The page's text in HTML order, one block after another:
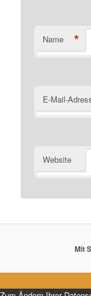
Name *
E-Mail-
Website
Mit